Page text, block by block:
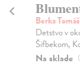
Berka Tomáš
Detstvo v
Šifbekom,
Na sklade